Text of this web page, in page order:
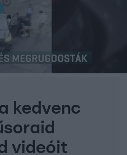
kedvenc
videóit